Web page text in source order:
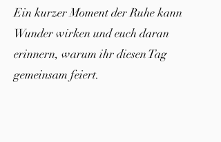
Ein kurzer Moment der Ruhe kann
Wunder wirken und euch daran
erinnern, warum ihr diesen Tag
gemeinsam feiert.